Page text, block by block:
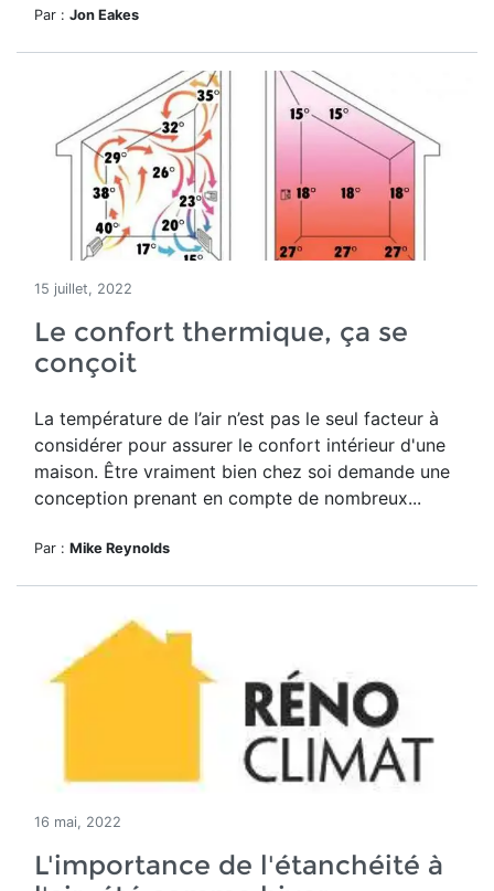
Par : Jon Eakes
15 juillet, 2022
Le confort thermique, ça se
conçoit
La température de l’air n’est pas le seul facteur à
considérer pour assurer le confort intérieur d'une
maison. Être vraiment bien chez soi demande une
conception prenant en compte de nombreux...
Par : Mike Reynolds
16 mai, 2022
L'importance de l'étanchéité à